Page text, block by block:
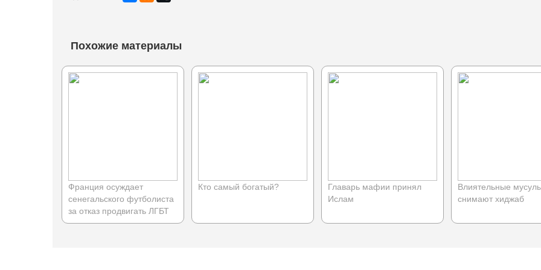
Похожие материалы
Франция осуждает
сенегальского футболиста
за отказ продвигать ЛГБТ
Кто самый богатый?
Главарь мафии принял
Ислам
Влиятельные
снимают хиджаб